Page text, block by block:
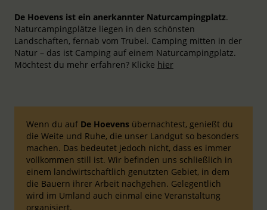
De Hoevens ist ein anerkannter Naturcampingplatz.
Naturcampingplätze liegen in den schönsten
Landschaften, fernab vom Trubel. Camping mitten in der
Natur – das ist Camping auf einem Naturcampingplatz.
Möchtest du mehr erfahren? Klicke hier
Wenn du auf De Hoevensübernachtest, genießt du
die Weite und Ruhe, die unser Landgut so besonders
machen. Das bedeutet jedoch nicht, dass es immer
vollkommen still ist. Wir befinden uns schließlich in
einem landwirtschaftlich genutzten Gebiet, in dem
die Bauern ihrer Arbeit nachgehen. Gelegentlich
wird im Umland auch einmal eine Veranstaltung
organisiert.